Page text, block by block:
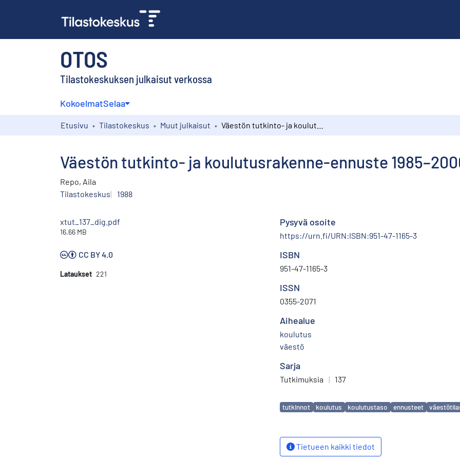
OTOS
Tilastokeskuksen julkaisut verkossa
KokoelmatSelaa
Etusivu Tilastokeskus Muut julkaisut
Väestön tutkinto- ja koulutusrakenne-ennuste
Repo, Aila
Tilastokeskus
1988
xtut_137_dig.pdf
16.66 MB
CC BY 4.0
Lataukset 221
Pysyvä osoite
https://urn.fi/URN:ISBN:951-47-1165-3
ISBN
951-47-1165-3
ISSN
0355-2071
Aihealue
koulutus
väestö
Sarja
Tutkimuksia | 137
Avainsanat
tutkinnot koulutus koulutustaso ennusteet
Tietueen kaikki tiedot